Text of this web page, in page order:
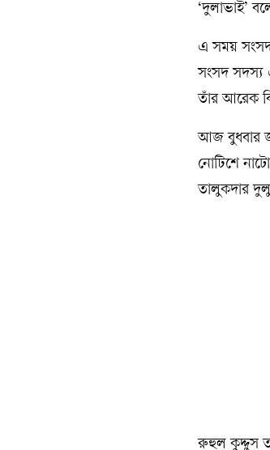
‘দুলাভাই’
এ সময়
সংসদ সদস্য
তাঁর আরেক
আজ বুধবার
নোটিশে
তালুকদার
রুহুল কুদ্দুস